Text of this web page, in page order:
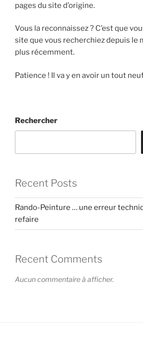
pages du site d’origine.
Vous la reconnaissez ? C’est que
site que vous recherchiez depuis le
plus récemment.
Patience ! Il va y en avoir un tout
Rechercher
Recent Posts
Rando-Peinture … une erreur
refaire
Recent Comments
Aucun commentaire à afficher.